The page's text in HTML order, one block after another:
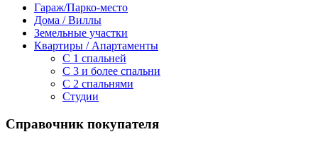
Гараж/Парко-место
Дома / Виллы
Земельные участки
Квартиры / Апартаменты
C 1 спальней
C 3 и более спальни
С 2 спальнями
Студии
Справочник покупателя